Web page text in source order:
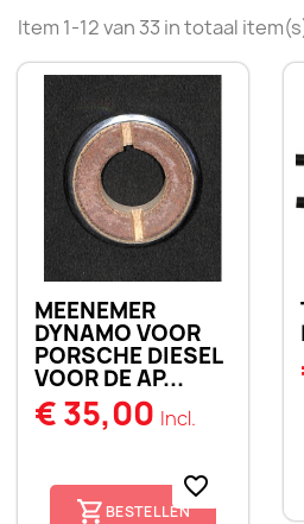
Item 1-12 van 33 in totaal
MEENEMER
DYNAMO VOOR
PORSCHE DIESEL
VOOR DE AP...
€ 35,00 Incl.
BESTELLEN
favorite_border